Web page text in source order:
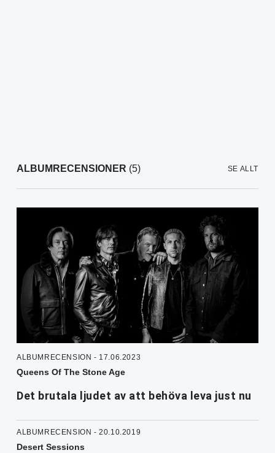
ALBUMRECENSIONER (5) SE ALLT
ALBUMRECENSION - 17.06.2023
Queens Of The Stone Age
Det brutala ljudet av att behöva leva just nu
ALBUMRECENSION - 20.10.2019
Desert Sessions